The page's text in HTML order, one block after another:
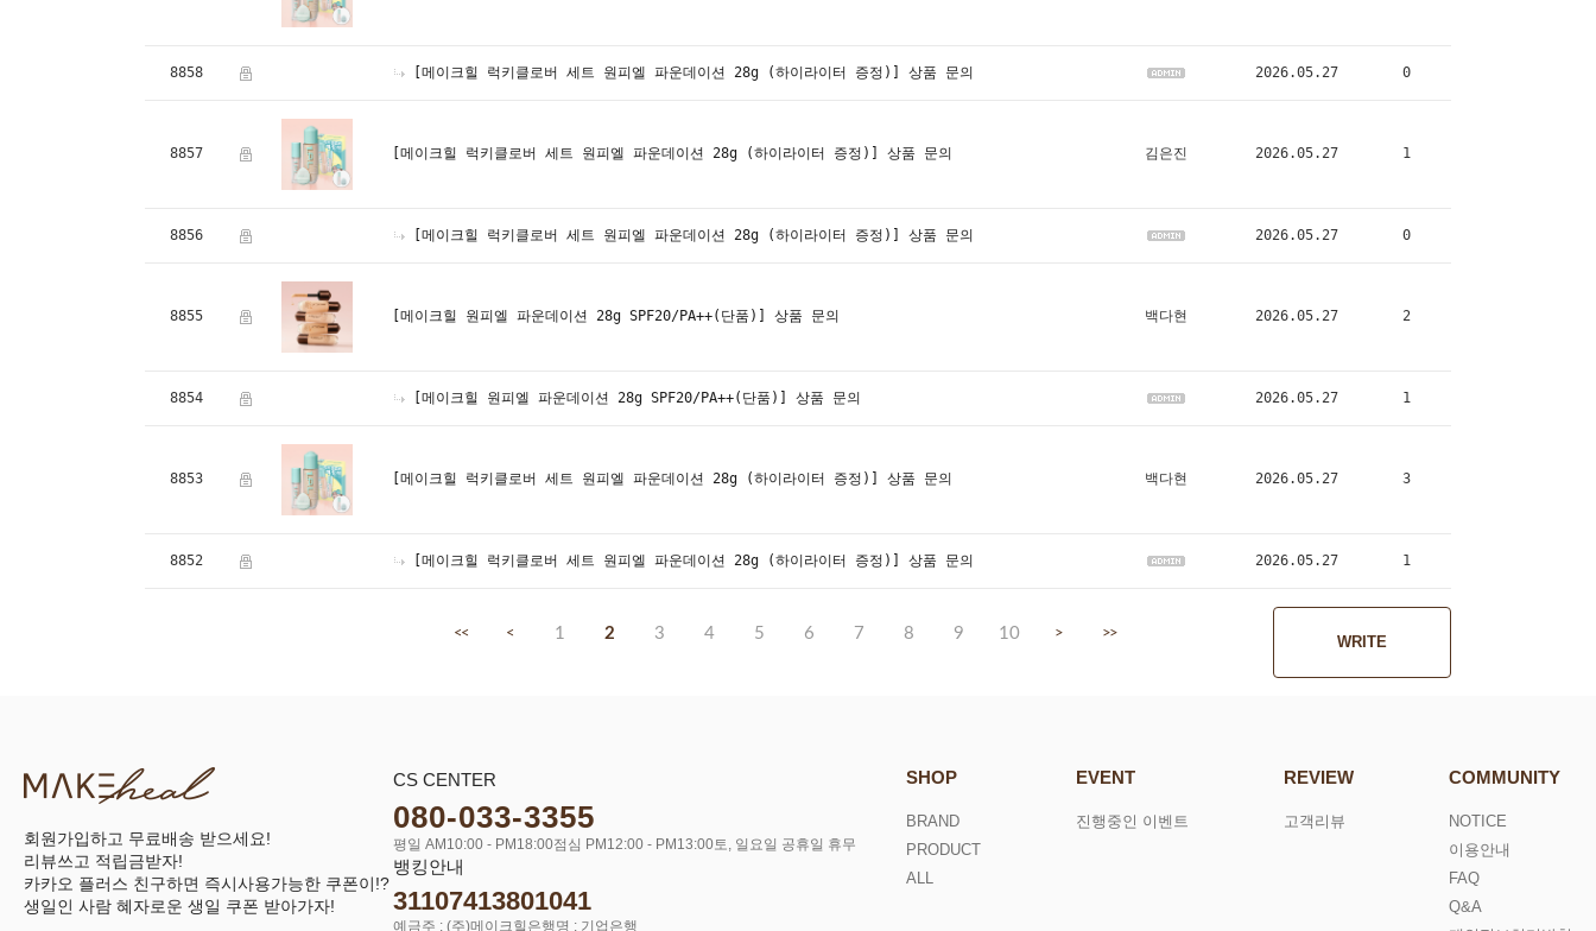
8858 [메이크힐 럭키클로버 세트 원피엘 파운데이션 28g (하이라이터 증정)] 상품 문의 2026.05.27 0
8857 [메이크힐 럭키클로버 세트 원피엘 파운데이션 28g (하이라이터 증정)] 상품 문의 김은진 2026.05.27 1
8856 [메이크힐 럭키클로버 세트 원피엘 파운데이션 28g (하이라이터 증정)] 상품 문의 2026.05.27 0
8855 [메이크힐 원피엘 파운데이션 28g SPF20/PA++(단품)] 상품 문의 백다현 2026.05.27 2
8854 [메이크힐 원피엘 파운데이션 28g SPF20/PA++(단품)] 상품 문의 2026.05.27 1
8853 [메이크힐 럭키클로버 세트 원피엘 파운데이션 28g (하이라이터 증정)] 상품 문의 백다현 2026.05.27 3
8852 [메이크힐 럭키클로버 세트 원피엘 파운데이션 28g (하이라이터 증정)] 상품 문의 2026.05.27 1
WRITE
<< < 1 2 3 4 5 6 7 8 9 10 > >>
회원가입하고 무료배송 받으세요!
리뷰쓰고 적립금받자!
카카오 플러스 친구하면 즉시사용가능한 쿠폰이!?
생일인 사람 혜자로운 생일 쿠폰 받아가자!
CS CENTER
080-033-3355
평일 AM10:00 - PM18:00점심 PM12:00 - PM13:00토, 일요일 공휴일 휴무
뱅킹안내
31107413801041
예금주 : (주)메이크힐 은행명 : 기업은행
SHOP
BRAND
PRODUCT
ALL
EVENT
진행중인 이벤트
REVIEW
고객리뷰
COMMUNITY
NOTICE
이용안내
FAQ
Q&A